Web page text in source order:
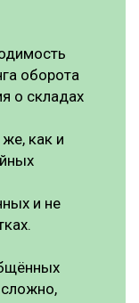
оборота
о складах
же, как и
и не